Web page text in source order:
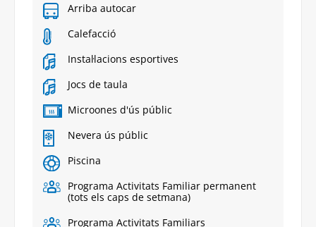
Arriba autocar
Calefacció
Instal·lacions esportives
Jocs de taula
Microones d'ús públic
Nevera ús públic
Piscina
Programa Activitats Familiar permanent
(tots els caps de setmana)
Programa Activitats Familiars